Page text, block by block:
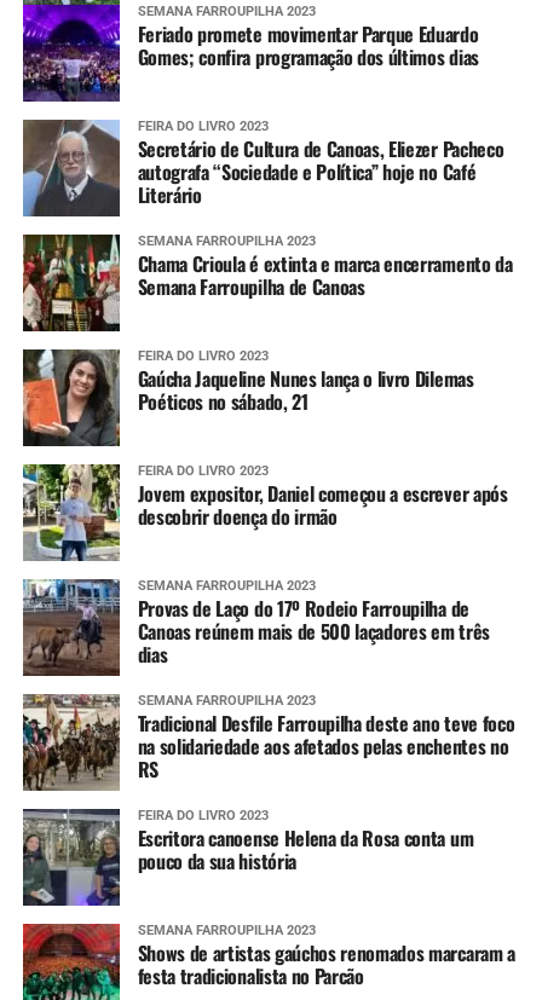
SEMANA FARROUPILHA 2023
Feriado promete movimentar Parque Eduardo
Gomes; confira programação dos últimos dias
FEIRA DO LIVRO 2023
Secretário de Cultura de Canoas, Eliezer Pacheco
autografa “Sociedade e Política” hoje no Café
Literário
SEMANA FARROUPILHA 2023
Chama Crioula é extinta e marca encerramento da
Semana Farroupilha de Canoas
FEIRA DO LIVRO 2023
Gaúcha Jaqueline Nunes lança o livro Dilemas
Poéticos no sábado, 21
FEIRA DO LIVRO 2023
Jovem expositor, Daniel começou a escrever após
descobrir doença do irmão
SEMANA FARROUPILHA 2023
Provas de Laço do 17º Rodeio Farroupilha de
Canoas reúnem mais de 500 laçadores em três
dias
SEMANA FARROUPILHA 2023
Tradicional Desfile Farroupilha deste ano teve foco
na solidariedade aos afetados pelas enchentes no
RS
FEIRA DO LIVRO 2023
Escritora canoense Helena da Rosa conta um
pouco da sua história
SEMANA FARROUPILHA 2023
Shows de artistas gaúchos renomados marcaram a
festa tradicionalista no Parcão